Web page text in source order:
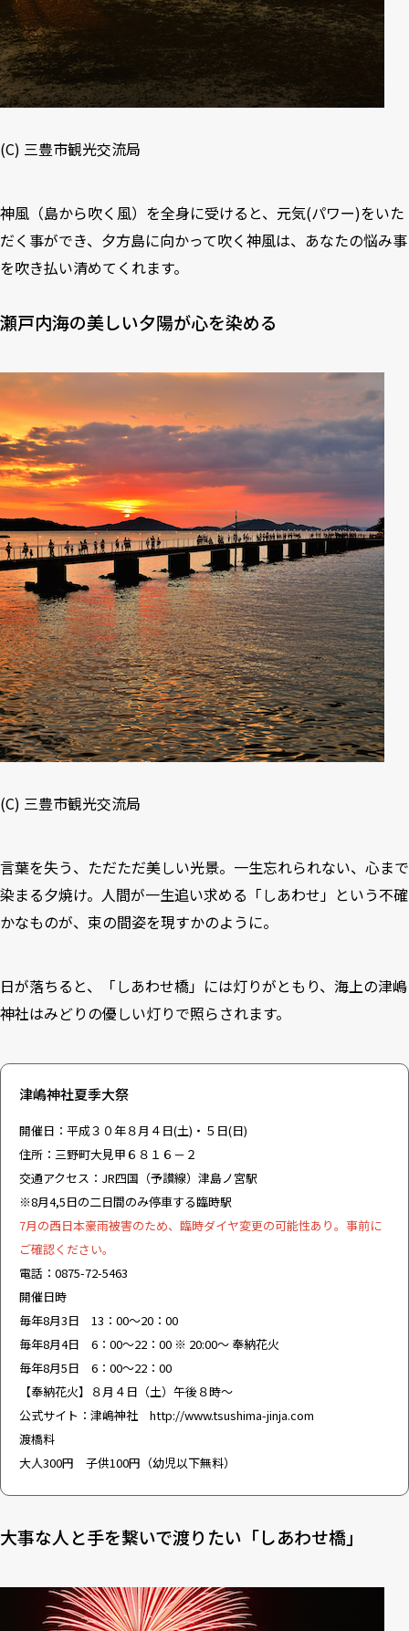
(C) 三豊市観光交流局
神風（島から吹く風）を全身に受けると、元気(パワー)をいた
だく事ができ、夕方島に向かって吹く神風は、あなたの悩み事
を吹き払い清めてくれます。
瀬戸内海の美しい夕陽が心を染める
(C) 三豊市観光交流局
言葉を失う、ただただ美しい光景。一生忘れられない、心まで
染まる夕焼け。人間が一生追い求める「しあわせ」という不確
かなものが、束の間姿を現すかのように。
日が落ちると、「しあわせ橋」には灯りがともり、海上の津嶋
神社はみどりの優しい灯りで照らされます。
津嶋神社夏季大祭
開催日：平成３０年８月４日(土)・５日(日)
住所：三野町大見甲６８１６－２
交通アクセス：JR四国（予讃線）津島ノ宮駅
※8月4,5日の二日間のみ停車する臨時駅
7月の西日本豪雨被害のため、臨時ダイヤ変更の可能性あり。事前に
ご確認ください。
電話：0875-72-5463
開催日時
毎年8月3日 13：00～20：00
毎年8月4日 6：00～22：00 ※ 20:00～ 奉納花火
毎年8月5日 6：00～22：00
【奉納花火】８月４日（土）午後８時～
公式サイト：津嶋神社 http://www.tsushima-jinja.com
渡橋料
大人300円 子供100円（幼児以下無料）
大事な人と手を繋いで渡りたい「しあわせ橋」